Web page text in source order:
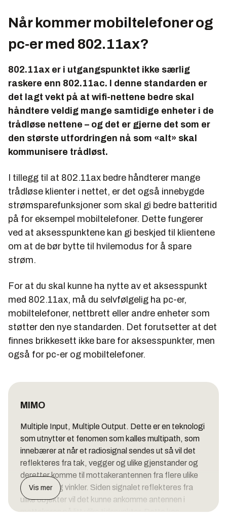
Når kommer mobiltelefoner og
pc-er med 802.11ax?
802.11ax er i utgangspunktet ikke særlig
raskere enn 802.11ac. I denne standarden er
det lagt vekt på at wifi-nettene bedre skal
håndtere veldig mange samtidige enheter i de
trådløse nettene – og det er gjerne det som er
den største utfordringen nå som «alt» skal
kommunisere trådløst.
I tillegg til at 802.11ax bedre håndterer mange
trådløse klienter i nettet, er det også innebygde
strømsparefunksjoner som skal gi bedre batteritid
på for eksempel mobiltelefoner. Dette fungerer
ved at aksesspunktene kan gi beskjed til klientene
om at de bør bytte til hvilemodus for å spare
strøm.
For at du skal kunne ha nytte av et aksesspunkt
med 802.11ax, må du selvfølgelig ha pc-er,
mobiltelefoner, nettbrett eller andre enheter som
støtter den nye standarden. Det forutsetter at det
finnes brikkesett ikke bare for aksesspunkter, men
også for pc-er og mobiltelefoner.
MIMO
Multiple Input, Multiple Output. Dette er en teknologi
som utnytter et fenomen som kalles multipath, som
innebærer at når et radiosignal sendes ut så vil det
reflekteres fra tak, vegger og ulike gjenstander og
deretter komme til mottakerantennen fra flere ulike
retninger og vinkler. Siden signalet reflekteres fra
ulike objekter vil det kunne ankomme antennen i
mottakeren på litt ulike tidspunkter. Dette kan
Vis mer